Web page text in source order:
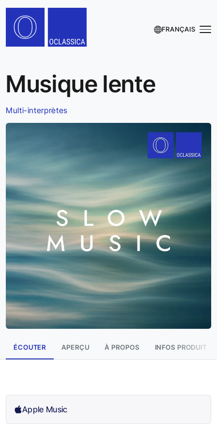
FRANÇAIS
Musique lente
Multi-interprètes
ÉCOUTER APERÇU À PROPOS INFOS PRODUIT
Apple Music